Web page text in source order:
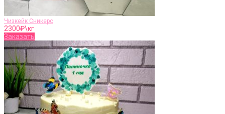
Чизкейк Сникерс
2300₽\кг
Заказать